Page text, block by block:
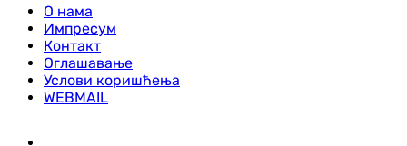
О нама
Импресум
Контакт
Оглашавање
Услови коришћења
WEBMAIL